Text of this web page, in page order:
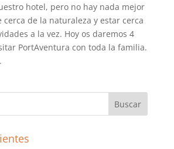
hotel, pero no hay nada mejor
cerca de la naturaleza y estar cerca
a la vez. Hoy os daremos 4
PortAventura con toda la familia.